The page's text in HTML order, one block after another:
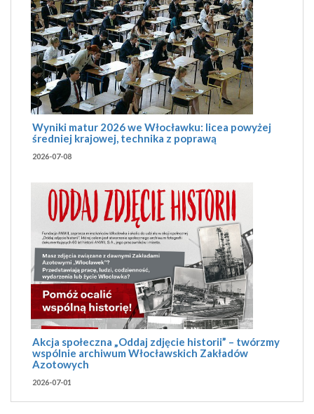
Wyniki matur 2026 we Włocławku: licea powyżej
średniej krajowej, technika z poprawą
2026-07-08
Akcja społeczna „Oddaj zdjęcie historii” – twórzmy
wspólnie archiwum Włocławskich Zakładów
Azotowych
2026-07-01